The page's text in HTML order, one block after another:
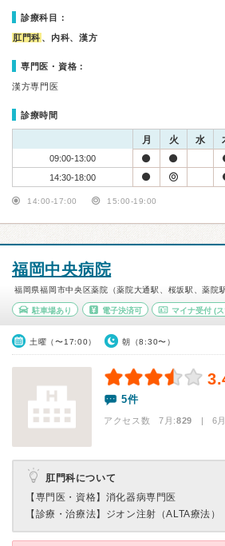
診療科目：
肛門科 、内科、漢方
専門医・資格：
漢方専門医
診療時間
月 火 水
09:00-13:00
14:30-18:00
14:00-17:00 15:00-19:00
福岡中央病院
福岡県福岡市中央区薬院（薬院大通駅、桜坂駅、薬院駅
駐車場あり 電子決済可 マイナ受付 (
土曜（〜17:00） 朝（8:30〜）
5件
アクセス数 7月:829 | 6
肛門科について
【専門医・資格】 消化器病専門医
【診療・治療法】 ジオン注射（ALTA療法）